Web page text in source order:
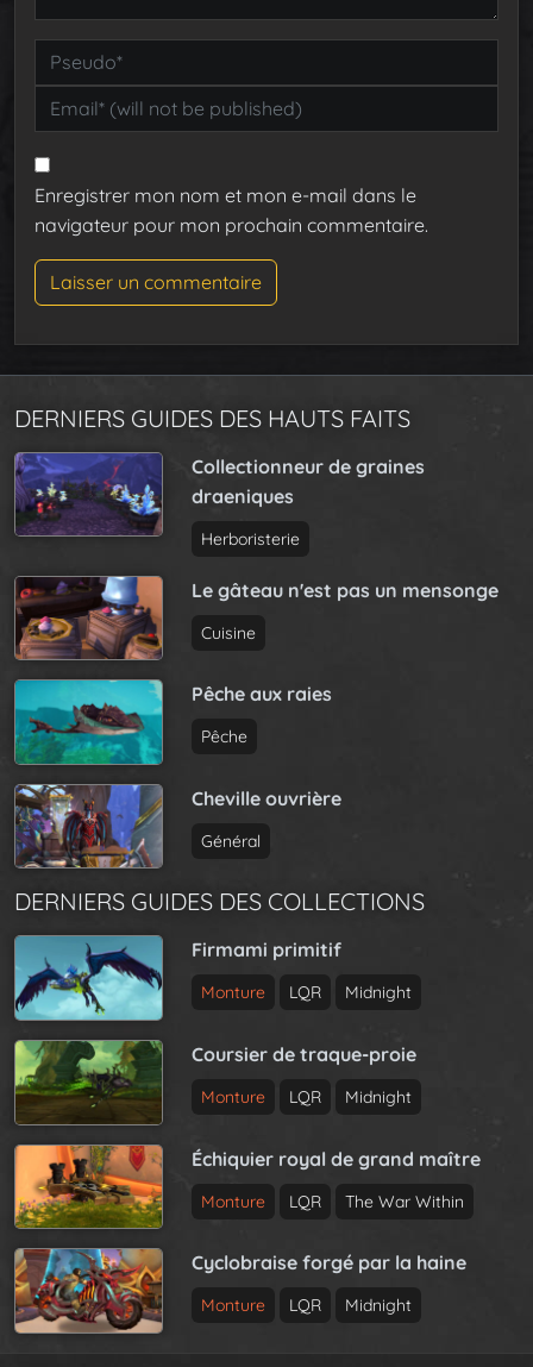
Enregistrer mon nom et mon e-mail dans le
navigateur pour mon prochain commentaire.
DERNIERS GUIDES DES HAUTS FAITS
Collectionneur de graines
draeniques
Herboristerie
Le gâteau n'est pas un mensonge
Cuisine
Pêche aux raies
Pêche
Cheville ouvrière
Général
DERNIERS GUIDES DES COLLECTIONS
Firmami primitif
Monture LQR Midnight
Coursier de traque-proie
Monture LQR Midnight
Échiquier royal de grand maître
Monture LQR The War Within
Cyclobraise forgé par la haine
Monture LQR Midnight